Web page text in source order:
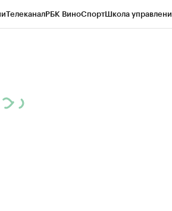
ТелеканалРБК ВиноСпортШкола